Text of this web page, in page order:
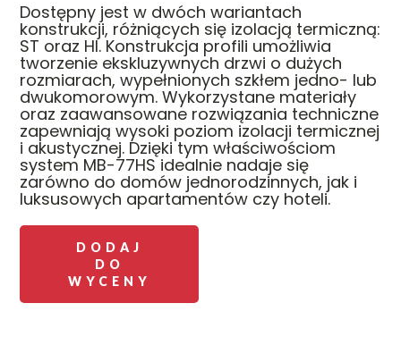
Dostępny jest w dwóch wariantach
konstrukcji, różniących się izolacją termiczną:
ST oraz HI. Konstrukcja profili umożliwia
tworzenie ekskluzywnych drzwi o dużych
rozmiarach, wypełnionych szkłem jedno- lub
dwukomorowym. Wykorzystane materiały
oraz zaawansowane rozwiązania techniczne
zapewniają wysoki poziom izolacji termicznej
i akustycznej. Dzięki tym właściwościom
system MB-77HS idealnie nadaje się
zarówno do domów jednorodzinnych, jak i
luksusowych apartamentów czy hoteli.
DODAJ
DO
WYCENY